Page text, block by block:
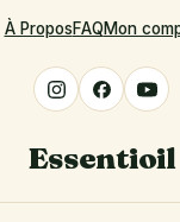
À ProposFAQMon
Essentioil